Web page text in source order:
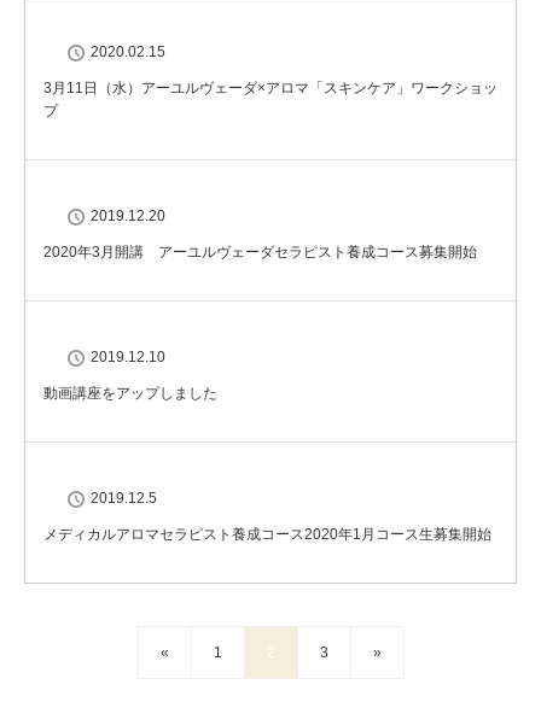
2020.02.15
3月11日（水）アーユルヴェーダ×アロマ「スキンケア」ワークショッ
プ
2019.12.20
2020年3月開講 アーユルヴェーダセラピスト養成コース募集開始
2019.12.10
動画講座をアップしました
2019.12.5
メディカルアロマセラピスト養成コース2020年1月コース生募集開始
« 1 2 3 »